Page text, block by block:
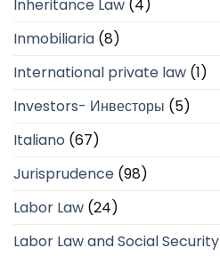
Inheritance Law (4)
Inmobiliaria (8)
International private law (1)
Investors- Инвесторы (5)
Italiano (67)
Jurisprudence (98)
Labor Law (24)
Labor Law and Social Security